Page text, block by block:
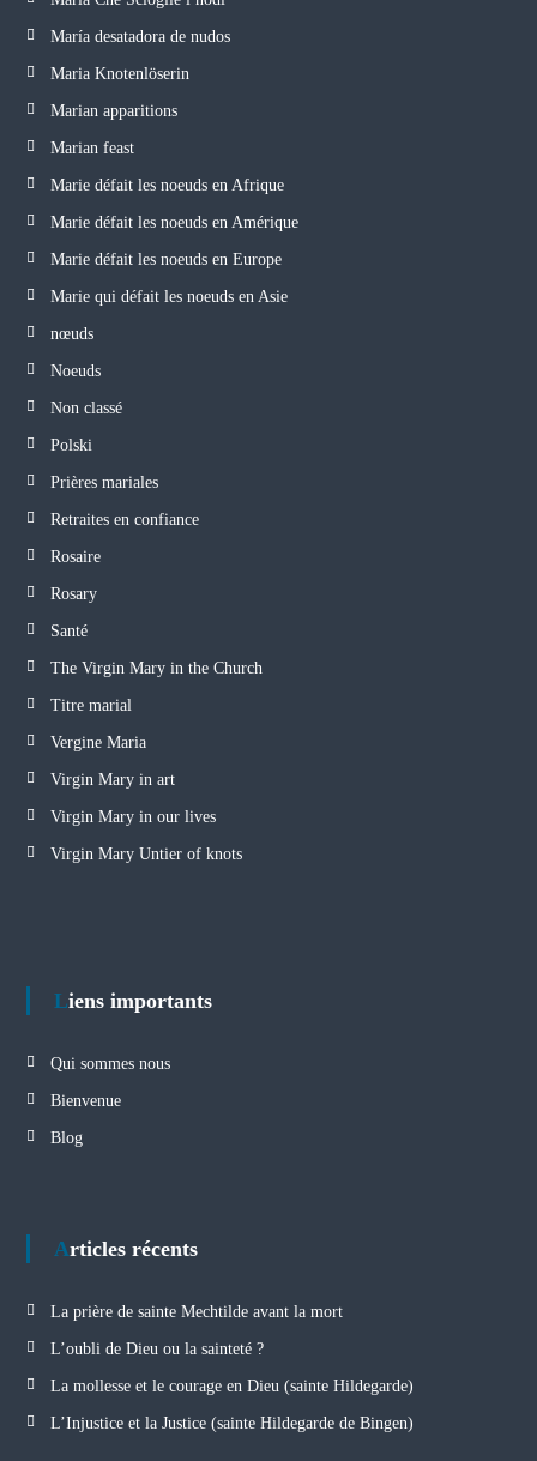
María desatadora de nudos
Maria Knotenlöserin
Marian apparitions
Marian feast
Marie défait les noeuds en Afrique
Marie défait les noeuds en Amérique
Marie défait les noeuds en Europe
Marie qui défait les noeuds en Asie
nœuds
Noeuds
Non classé
Polski
Prières mariales
Retraites en confiance
Rosaire
Rosary
Santé
The Virgin Mary in the Church
Titre marial
Vergine Maria
Virgin Mary in art
Virgin Mary in our lives
Virgin Mary Untier of knots
Liens importants
Qui sommes nous
Bienvenue
Blog
Articles récents
La prière de sainte Mechtilde avant la mort
L’oubli de Dieu ou la sainteté ?
La mollesse et le courage en Dieu (sainte Hildegarde)
L’Injustice et la Justice (sainte Hildegarde de Bingen)